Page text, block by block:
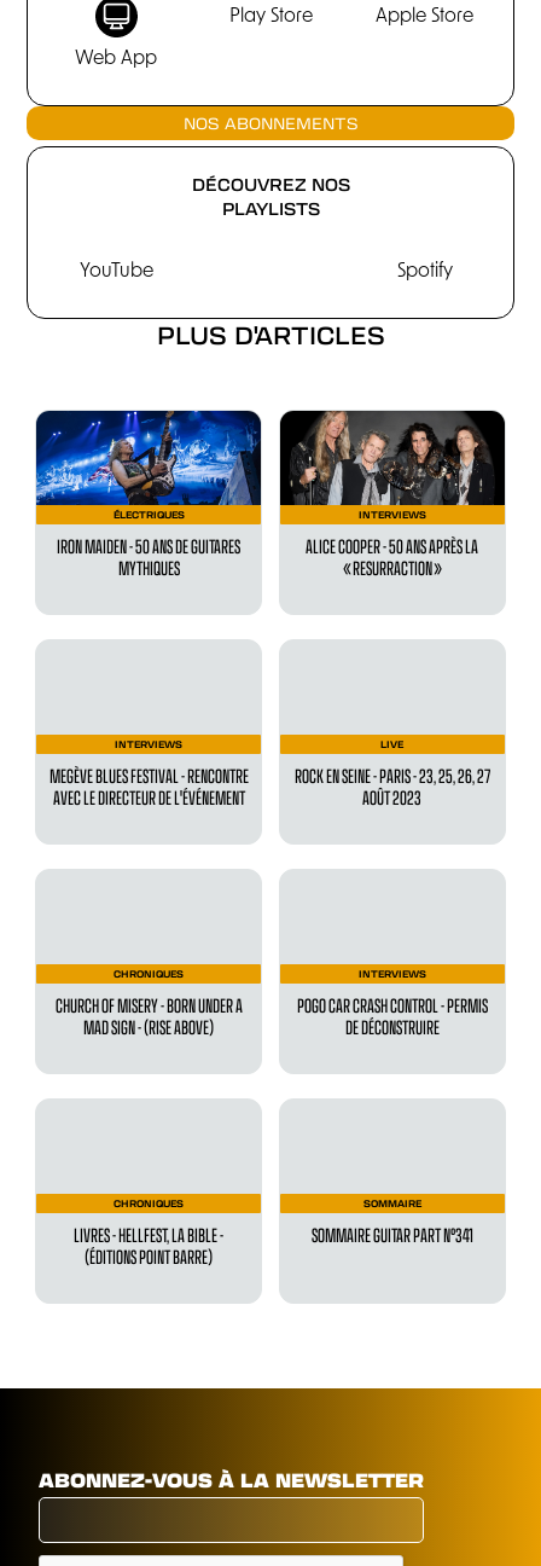
Web App
Play Store Apple Store
NOS ABONNEMENTS
DÉCOUVREZ NOS
PLAYLISTS
YouTube Spotify
PLUS D'ARTICLES
ÉLECTRIQUES
IRON MAIDEN - 50 ANS DE GUITARES
MYTHIQUES
INTERVIEWS
ALICE COOPER - 50 ANS APRÈS LA
« RESURRACTION »
INTERVIEWS
MEGÈVE BLUES FESTIVAL - RENCONTRE
AVEC LE DIRECTEUR DE L'ÉVÉNEMENT
LIVE
ROCK EN SEINE - PARIS - 23, 25, 26, 27
AOÛT 2023
CHRONIQUES
CHURCH OF MISERY - BORN UNDER A
MAD SIGN - (RISE ABOVE)
INTERVIEWS
POGO CAR CRASH CONTROL - PERMIS
DE DÉCONSTRUIRE
CHRONIQUES
LIVRES - HELLFEST, LA BIBLE -
(ÉDITIONS POINT BARRE)
SOMMAIRE
SOMMAIRE GUITAR PART N°341
ABONNEZ-VOUS À LA NEWSLETTER